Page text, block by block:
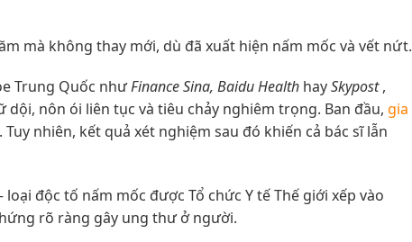
mà không thay mới, dù đã xuất hiện nấm mốc và vết nứt.
Trung Quốc nhưFinance Sina, Baidu Health haySkypost,
nôn ói liên tục và tiêu chảy nghiêm trọng. Ban đầu, gia
nhiên, kết quả xét nghiệm sau đó khiến cả bác sĩ lẫn
độc tố nấm mốc được Tổ chức Y tế Thế giới xếp vào
rõ ràng gây ung thư ở người.